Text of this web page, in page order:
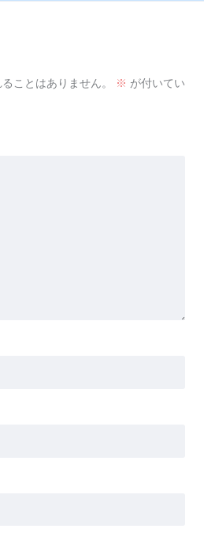
ことはありません。 ※ が付いてい